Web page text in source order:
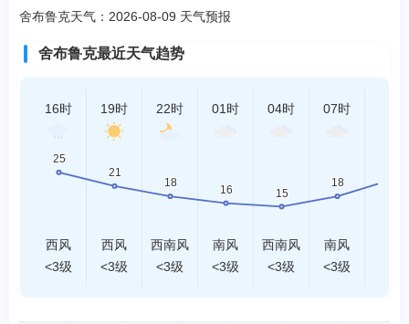
舍布鲁克天气：2026-08-09 天气预报
舍布鲁克最近天气趋势
16时
西风
<3级
19时
西风
<3级
22时
西南风
<3级
01时
南风
<3级
04时
西南风
<3级
07时
南风
<3级